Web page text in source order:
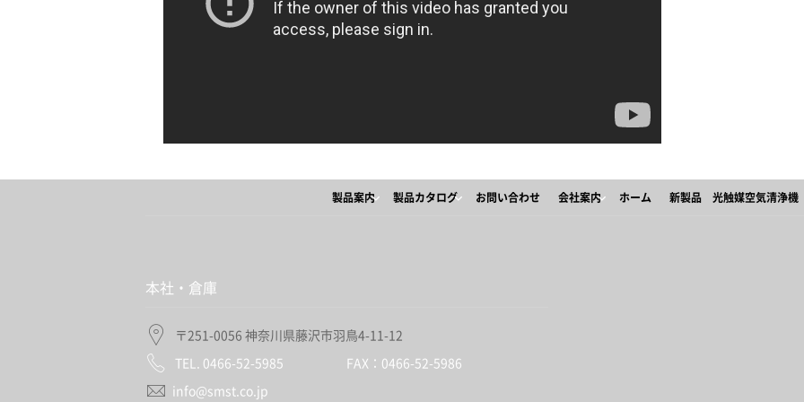
製品案内 製品カタログ お問い合わせ 会社案内 ホーム 新製品 光触媒空気清浄機
本社・倉庫
〒251-0056 神奈川県藤沢市羽鳥4-11-12
TEL. 0466-52-5985 FAX：0466-52-5986
info@smst.co.jp